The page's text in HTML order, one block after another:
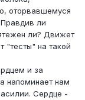
оторвавшемуся
ли
ли? Движет
"тесты" на такой
и за
напоминает нам
Сердце -